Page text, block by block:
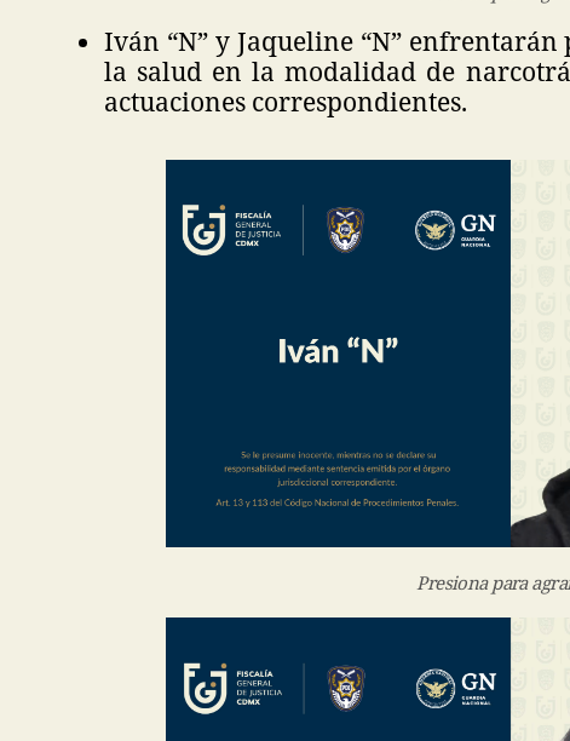
Iván “N” y Jaqueline “N”
la salud en la modalidad de
actuaciones correspondientes.
Presiona para